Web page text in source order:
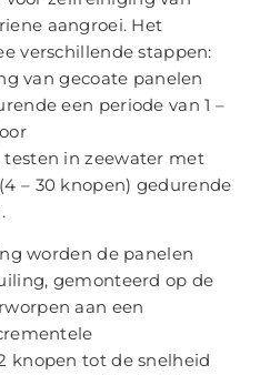
aangroei. Het
verschillende stappen:
van gecoate panelen
een periode van 1 –
in zeewater met
– 30 knopen) gedurende
worden de panelen
gemonteerd op de
aan een
knopen tot de snelheid